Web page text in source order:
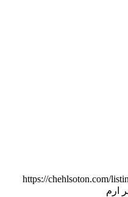
https://chehlsoton.com/
ارم